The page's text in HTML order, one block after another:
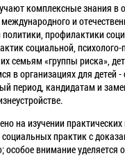
комплексные знания в
и
политики, профилактики
социальной, психолого-
семьям «группы риска»,
в организациях для детей
период, кандидатам и
на изучении практических
практик с
особое внимание уделяется